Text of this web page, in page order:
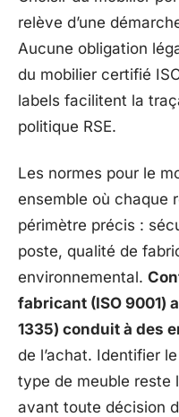
relève d’une
Aucune obligation
du mobilier certifié
labels facilitent la
politique RSE.
Les normes pour le
ensemble où chaque
périmètre précis :
poste, qualité de
environnemental.
fabricant (ISO 9001)
1335) conduit à des
de l’achat. Identifier
type de meuble reste
avant toute décision